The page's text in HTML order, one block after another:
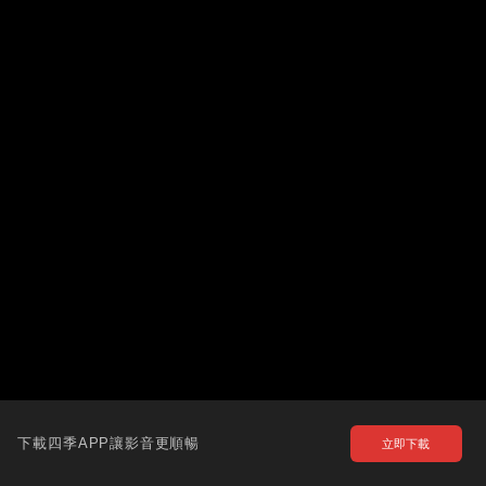
下載四季APP讓影音更順暢 立即下載